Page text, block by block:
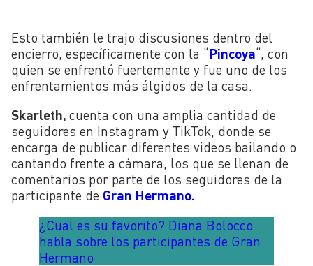
Esto también le trajo discusiones dentro del
encierro, específicamente con la “Pincoya“, con
quien se enfrentó fuertemente y fue uno de los
enfrentamientos más álgidos de la casa.
Skarleth, cuenta con una amplia cantidad de
seguidores en Instagram y TikTok, donde se
encarga de publicar diferentes videos bailando o
cantando frente a cámara, los que se llenan de
comentarios por parte de los seguidores de la
participante de Gran Hermano.
¿Cual es su favorito? Diana Bolocco
habla sobre los participantes de Gran
Hermano